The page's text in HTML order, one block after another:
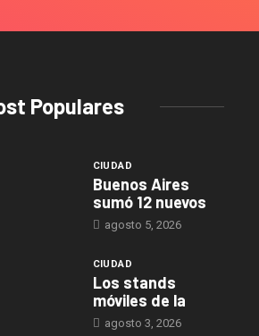
Populares
CIUDAD
Buenos Aires
sumó 12 nuevos
agosto 5, 2026
CIUDAD
Los stands
móviles de la
agosto 3, 2026